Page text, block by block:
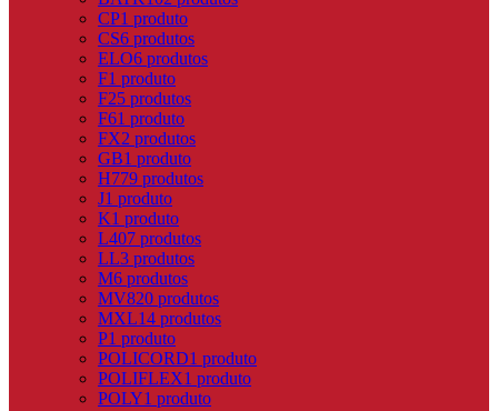
CP1 produto
CS6 produtos
ELO6 produtos
F1 produto
F25 produtos
F61 produto
FX2 produtos
GB1 produto
H779 produtos
J1 produto
K1 produto
L407 produtos
LL3 produtos
M6 produtos
MV820 produtos
MXL14 produtos
P1 produto
POLICORD1 produto
POLIFLEX1 produto
POLY1 produto